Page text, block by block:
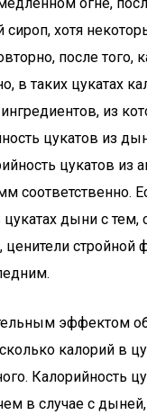
сироп, хотя
после того,
в таких цукатах
из
цукатов из
цукатов из
соответственно.
дыни с тем,
ценители стройной
эффектом
калорий в
Калорийность
в случае с дыней,